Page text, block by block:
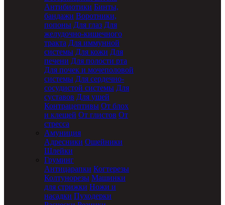
Антибиотики Бинты,
бандажи Воротники,
попоны Для глаз Для
желудочно-кишечного
тракта Для иммунной
системы Для кожи Для
печени Для полости рта
Для почек и мочеполовой
системы Для сердечно-
сосудистой системы Для
суставов Для ушей
Контрацептивы От блох
и клещей От глистов От
стресса
Амуниция
Адресники Ошейники
Шлейки
Груминг
Антицарапки Когтерезы
Колтунорезы Машинки
для стрижки Ножи и
насадки Пуходерки